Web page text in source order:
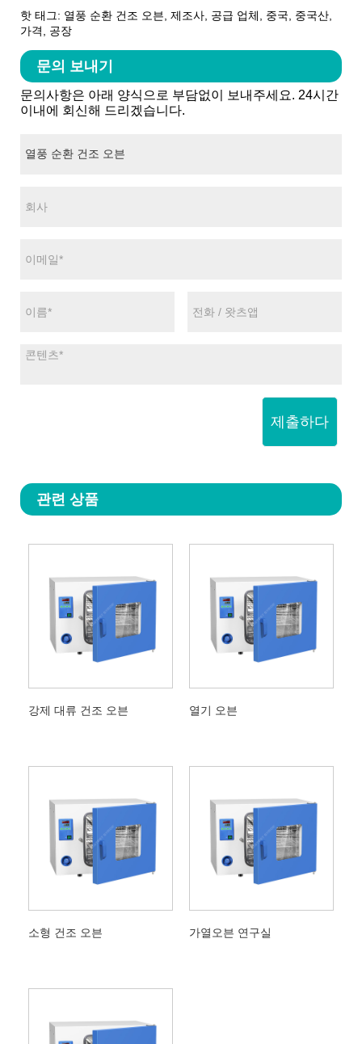
핫 태그: 열풍 순환 건조 오븐, 제조사, 공급 업체, 중국, 중국산,
가격, 공장
문의 보내기
문의사항은 아래 양식으로 부담없이 보내주세요. 24시간
이내에 회신해 드리겠습니다.
제출하다
관련 상품
강제 대류 건조 오븐 열기 오븐
소형 건조 오븐 가열오븐 연구실